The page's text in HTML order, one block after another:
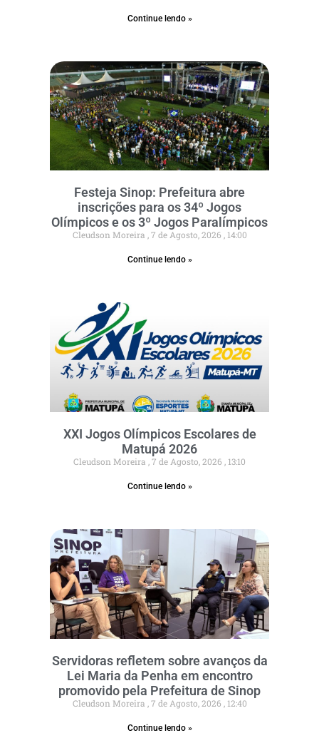
Continue lendo »
Festeja Sinop: Prefeitura abre
inscrições para os 34º Jogos
Olímpicos e os 3º Jogos Paralímpicos
Cleudson Moreira 7 de Agosto, 2026 14:00
Continue lendo »
XXI Jogos Olímpicos Escolares de
Matupá 2026
Cleudson Moreira 7 de Agosto, 2026 13:10
Continue lendo »
Servidoras refletem sobre avanços da
Lei Maria da Penha em encontro
promovido pela Prefeitura de Sinop
Cleudson Moreira 7 de Agosto, 2026 12:40
Continue lendo »